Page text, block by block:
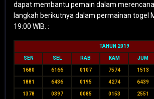
dapat membantu pemain dalam
langkah berikutnya dalam permainan togel
19:00 WIB. :
TAHUN 2019
SEN SEL RAB KAM JUM
1680 6166 0107 7574 1513
1881 6436 0195 4274 6439
1378 0397 0085 0153 2551